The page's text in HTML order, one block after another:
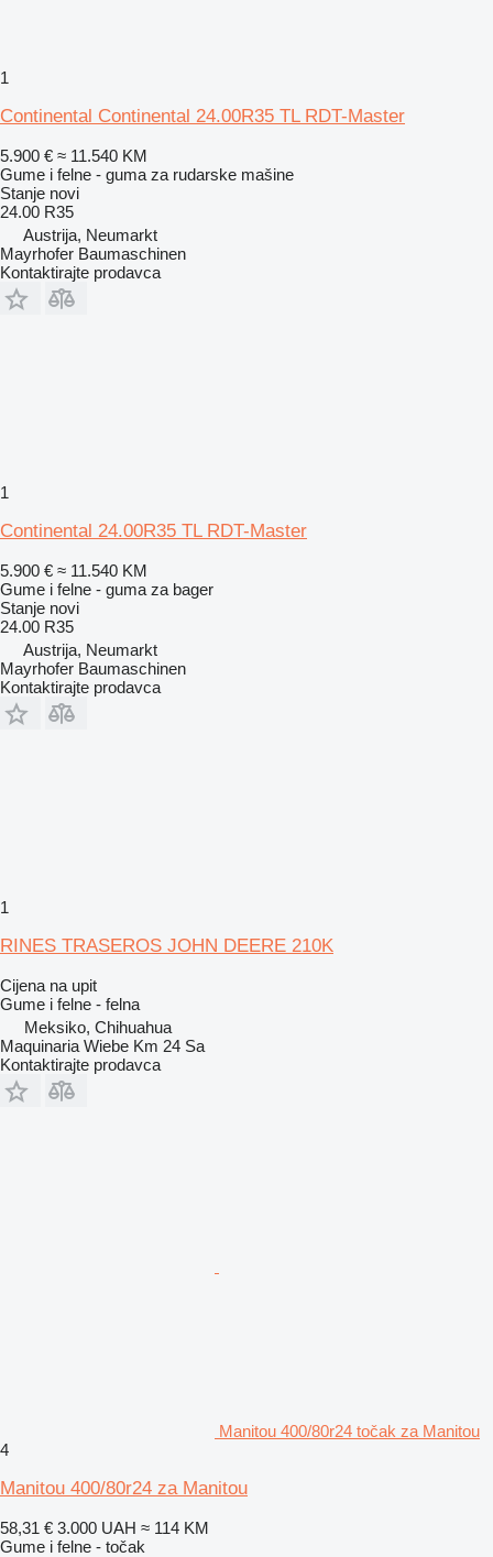
1
Continental Continental 24.00R35 TL RDT-Master
5.900 € ≈ 11.540 KM
Gume i felne - guma za rudarske mašine
Stanje novi
24.00 R35
Austrija, Neumarkt
Mayrhofer Baumaschinen
Kontaktirajte prodavca
1
Continental 24.00R35 TL RDT-Master
5.900 € ≈ 11.540 KM
Gume i felne - gumа za bager
Stanje novi
24.00 R35
Austrija, Neumarkt
Mayrhofer Baumaschinen
Kontaktirajte prodavca
1
RINES TRASEROS JOHN DEERE 210K
Cijena na upit
Gume i felne - felna
Meksiko, Chihuahua
Maquinaria Wiebe Km 24 Sa
Kontaktirajte prodavca
Manitou 400/80r24 točak za Manitou
4
Manitou 400/80r24 za Manitou
58,31 € 3.000 UAH ≈ 114 KM
Gume i felne - točak